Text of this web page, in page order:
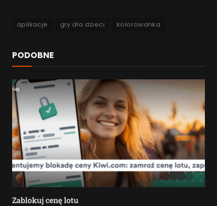
aplikacje gry dla dzieci kolorowanka
PODOBNE
Zablokuj cenę lotu